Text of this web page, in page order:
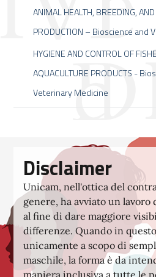
ANIMAL HEALTH, BREEDING,
PRODUCTION – Bioscience and
HYGIENE AND CONTROL OF
AQUACULTURE PRODUCTS -
Veterinary Medicine
Disclaimer
Unicam, nell'ottica del
genere, ha avviato un lavoro
al fine di dare maggiore
differenze. Quando in
unicamente a scopo di
maschile, la forma è da
maniera inclusiva a tutte le